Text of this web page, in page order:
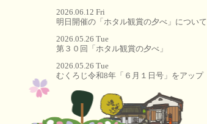
2026.06.12 Fri
明日開催の「ホタル観賞の夕べ」について
2026.05.26 Tue
第３０回「ホタル観賞の夕べ」
2026.05.26 Tue
むくろじ令和8年「６月１日号」をアップ